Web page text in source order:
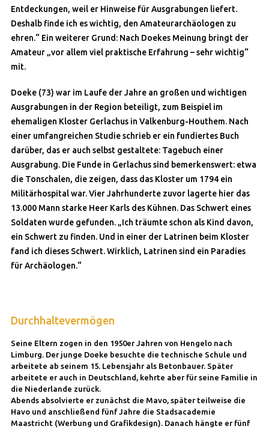
Entdeckungen, weil er Hinweise für Ausgrabungen liefert.
Deshalb finde ich es wichtig, den Amateurarchäologen zu
ehren.“ Ein weiterer Grund: Nach Doekes Meinung bringt der
Amateur „vor allem viel praktische Erfahrung – sehr wichtig“
mit.
Doeke (73) war im Laufe der Jahre an großen und wichtigen
Ausgrabungen in der Region beteiligt, zum Beispiel im
ehemaligen Kloster Gerlachus in Valkenburg-Houthem. Nach
einer umfangreichen Studie schrieb er ein fundiertes Buch
darüber, das er auch selbst gestaltete: Tagebuch einer
Ausgrabung. Die Funde in Gerlachus sind bemerkenswert: etwa
die Tonschalen, die zeigen, dass das Kloster um 1794 ein
Militärhospital war. Vier Jahrhunderte zuvor lagerte hier das
13.000 Mann starke Heer Karls des Kühnen. Das Schwert eines
Soldaten wurde gefunden. „Ich träumte schon als Kind davon,
ein Schwert zu finden. Und in einer der Latrinen beim Kloster
fand ich dieses Schwert. Wirklich, Latrinen sind ein Paradies
für Archäologen.“
Durchhaltevermögen
Seine Eltern zogen in den 1950er Jahren von Hengelo nach
Limburg. Der junge Doeke besuchte die technische Schule und
arbeitete ab seinem 15. Lebensjahr als Betonbauer. Später
arbeitete er auch in Deutschland, kehrte aber für seine Familie in
die Niederlande zurück.
Abends absolvierte er zunächst die Mavo, später teilweise die
Havo und anschließend fünf Jahre die Stadsacademie
Maastricht (Werbung und Grafikdesign). Danach hängte er fünf